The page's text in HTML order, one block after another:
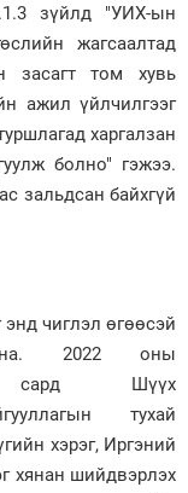
зүйлд "УИХ-ын
жагсаалтад
засагт том хувь
ажил үйлчилгээг
харгалзан
болно" гэжээ.
зальдсан байхгүй
чиглэл өгөөсэй
2022 оны
сард Шүүх
тухай
хэрэг, Иргэний
хянан шийдвэрлэх